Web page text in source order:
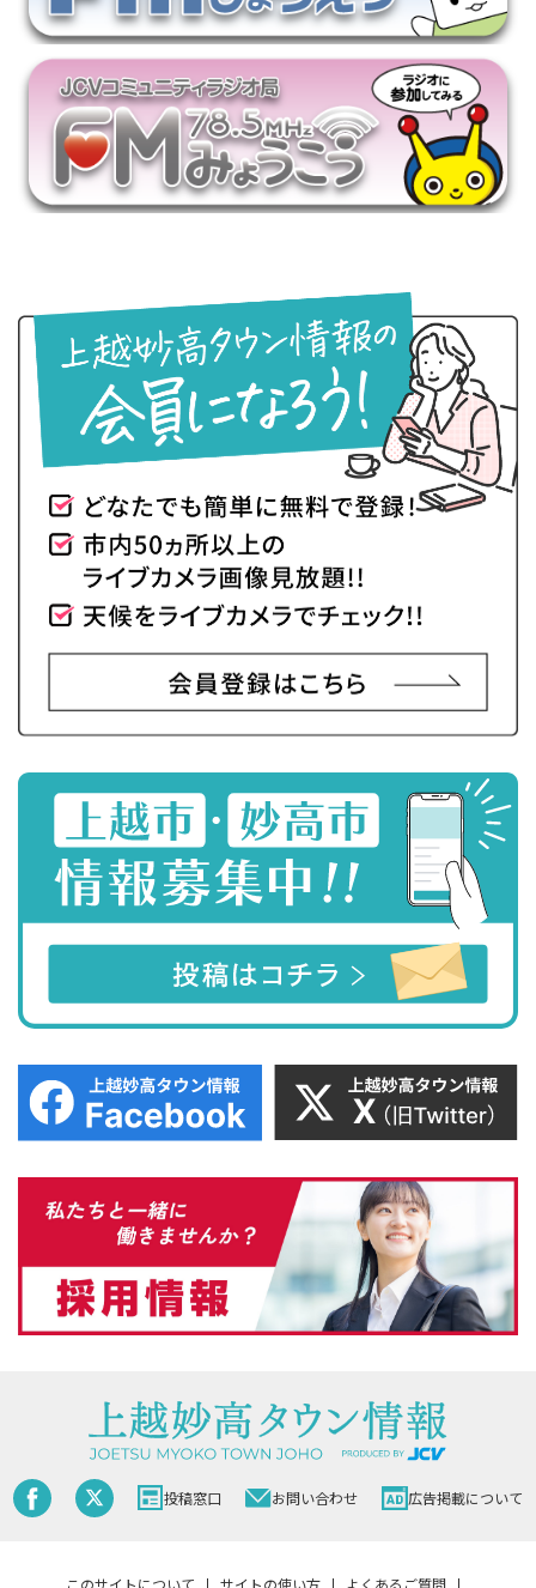
投稿窓口 お問い合わせ 広告掲載について
このサイトについて サイトの使い方 よくあるご質問